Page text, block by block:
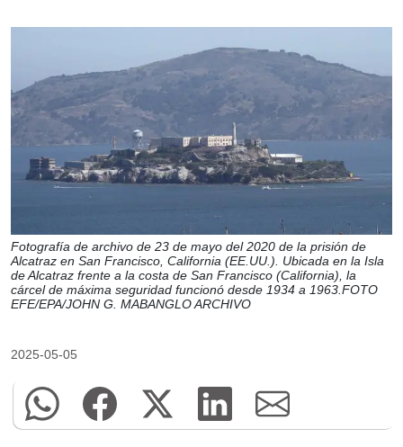
Fotografía de archivo de 23 de mayo del 2020 de la prisión de
Alcatraz en San Francisco, California (EE.UU.). Ubicada en la Isla
de Alcatraz frente a la costa de San Francisco (California), la
cárcel de máxima seguridad funcionó desde 1934 a 1963.FOTO
EFE/EPA/JOHN G. MABANGLO ARCHIVO
2025-05-05